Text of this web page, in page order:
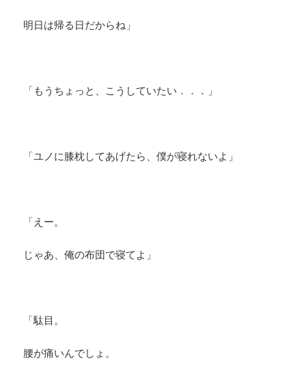
明日は帰る日だからね」
「もうちょっと、こうしていたい．．．」
「ユノに膝枕してあげたら、僕が寝れないよ」
「えー。
じゃあ、俺の布団で寝てよ」
「駄目。
腰が痛いんでしょ。